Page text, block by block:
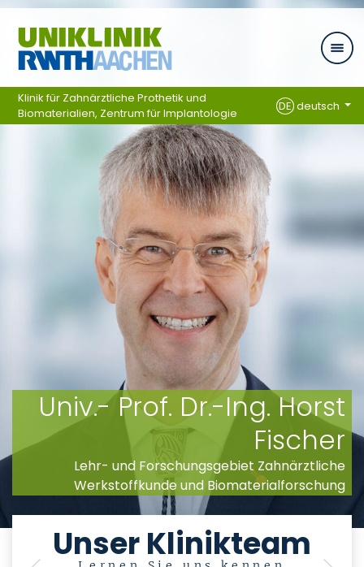
Zum Inhalt springen
Univ.- Prof. Dr.-Ing. Horst
Fischer
Lehr- und Forschungsgebiet Zahnärztliche
Werkstoffkunde und Biomaterialforschung
Unser Klinikteam
Klinik für Zahnärztliche Prothetik und
Biomaterialien, Zentrum für Implantologie
DEdeutsch